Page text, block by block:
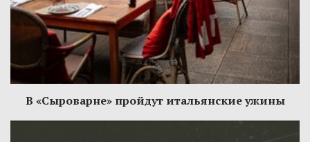
В «Сыроварне» пройдут итальянские ужины